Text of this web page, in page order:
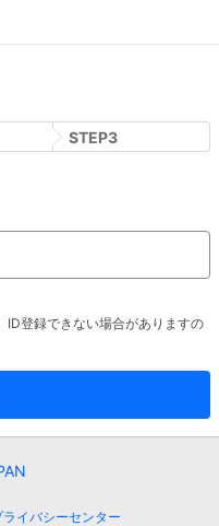
STEP3
ID登録できない場合がありますの
ライバシーセンター